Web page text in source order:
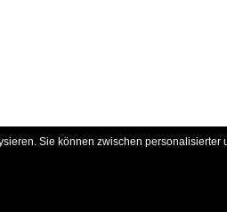
Sie können zwischen